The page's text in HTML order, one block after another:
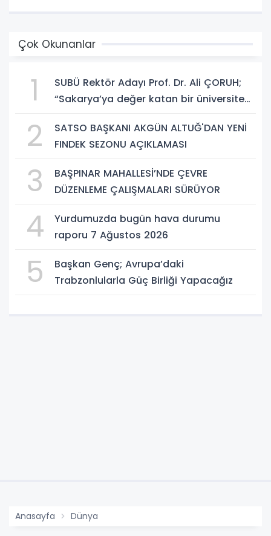
Çok Okunanlar
1
SUBÜ Rektör Adayı Prof. Dr. Ali ÇORUH;
“Sakarya’ya değer katan bir üniversite
2
SATSO BAŞKANI AKGÜN ALTUĞ'DAN YENİ
FINDEK SEZONU AÇIKLAMASI
3
BAŞPINAR MAHALLESİ’NDE ÇEVRE
DÜZENLEME ÇALIŞMALARI SÜRÜYOR
4
Yurdumuzda bugün hava durumu
raporu 7 Ağustos 2026
5
Başkan Genç; Avrupa’daki
Trabzonlularla Güç Birliği Yapacağız
Anasayfa Dünya